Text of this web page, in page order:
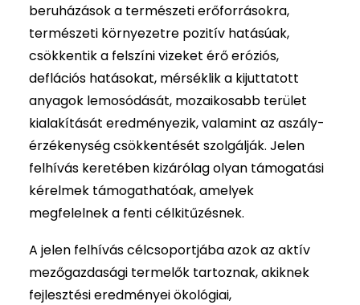
beruházások a természeti erőforrásokra,
természeti környezetre pozitív hatásúak,
csökkentik a felszíni vizeket érő eróziós,
deflációs hatásokat, mérséklik a kijuttatott
anyagok lemosódását, mozaikosabb terület
kialakítását eredményezik, valamint az aszály-
érzékenység csökkentését szolgálják. Jelen
felhívás keretében kizárólag olyan támogatási
kérelmek támogathatóak, amelyek
megfelelnek a fenti célkitűzésnek.
A jelen felhívás célcsoportjába azok az aktív
mezőgazdasági termelők tartoznak, akiknek
fejlesztési eredményei ökológiai,